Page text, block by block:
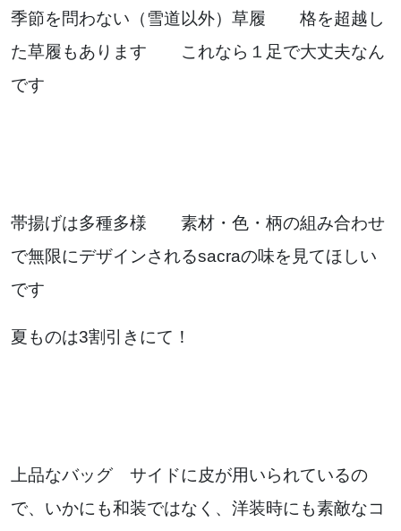
季節を問わない（雪道以外）草履 格を超越し
た草履もあります これなら１足で大丈夫なん
です
帯揚げは多種多様 素材・色・柄の組み合わせ
で無限にデザインされるsacraの味を見てほしい
です
夏ものは3割引きにて！
上品なバッグ サイドに皮が用いられているの
で、いかにも和装ではなく、洋装時にも素敵なコ